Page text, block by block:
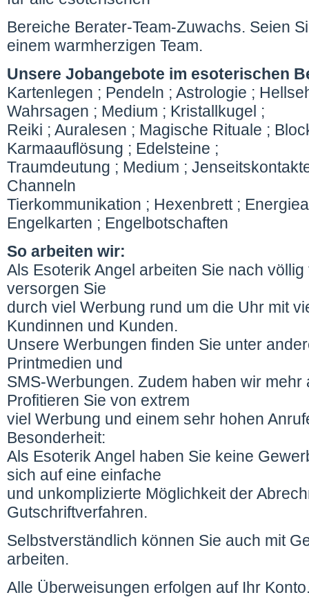
Bereiche Berater-Team-Zuwachs. Seien
einem warmherzigen Team.
Unsere Jobangebote im esoterischen
Kartenlegen ; Pendeln ; Astrologie ;
Wahrsagen ; Medium ; Kristallkugel ;
Reiki ; Auralesen ; Magische Rituale ;
Karmaauflösung ; Edelsteine ;
Traumdeutung ; Medium ;
Channeln
Tierkommunikation ; Hexenbrett ;
Engelkarten ; Engelbotschaften
So arbeiten wir:
Als Esoterik Angel arbeiten Sie nach
versorgen Sie
durch viel Werbung rund um die Uhr mit
Kundinnen und Kunden.
Unsere Werbungen finden Sie unter
Printmedien und
SMS-Werbungen. Zudem haben wir
Profitieren Sie von extrem
viel Werbung und einem sehr hohen
Besonderheit:
Als Esoterik Angel haben Sie keine
sich auf eine einfache
und unkomplizierte Möglichkeit der
Gutschriftverfahren.
Selbstverständlich können Sie auch mit
arbeiten.
Alle Überweisungen erfolgen auf Ihr